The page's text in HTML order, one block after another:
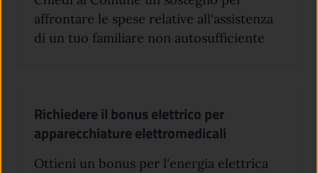
affrontare le spese relative all'assistenza
di un tuo familiare non autosufficiente
Richiedere il bonus elettrico per
apparecchiature elettromedicali
Ottieni un bonus per l'energia elettrica